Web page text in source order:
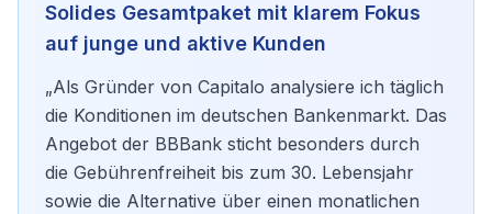
Solides Gesamtpaket mit klarem Fokus
auf junge und aktive Kunden
„Als Gründer von Capitalo analysiere ich täglich
die Konditionen im deutschen Bankenmarkt. Das
Angebot der BBBank sticht besonders durch
die Gebührenfreiheit bis zum 30. Lebensjahr
sowie die Alternative über einen monatlichen